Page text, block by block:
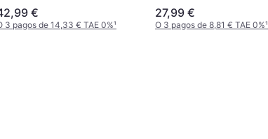
€
3 pagos de 14,33 € TAE 0%¹
27,99 €
O 3 pagos de 8,81 € TAE 0%¹